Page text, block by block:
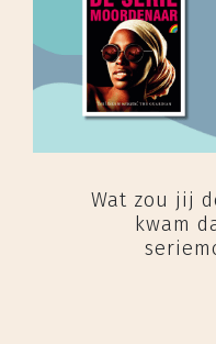
Wat zou jij
kwam